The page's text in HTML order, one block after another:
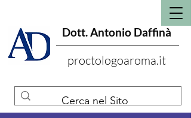
Dott. Antonio Daffinà
proctologoaroma.it